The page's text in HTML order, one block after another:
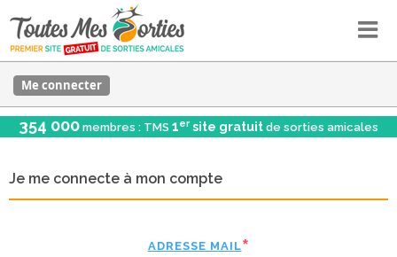
Me connecter
354 000 membres : TMS 1er site gratuit de sorties amicales
Je me connecte à mon compte
ADRESSE MAIL